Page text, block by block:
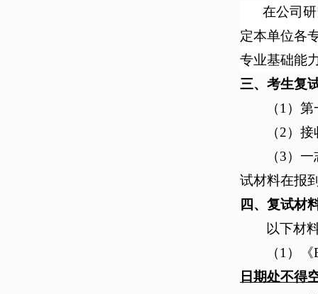
在公司
定本单位各
专业基础能
三、考生复
（1）
（2）
（3）
试材料在报
四、复试材
以下材
（1）《
日期处不得